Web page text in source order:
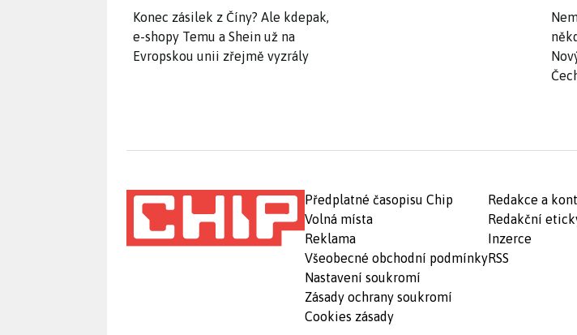
Konec zásilek z Číny? Ale kdepak,
e-shopy Temu a Shein už na
Evropskou unii zřejmě vyzrály
Předplatné časopisu Chip
Volná místa
Reklama
Všeobecné obchodní podmínky
Nastavení soukromí
Zásady ochrany soukromí
Cookies zásady
Redakce a
Redakční
Inzerce
RSS